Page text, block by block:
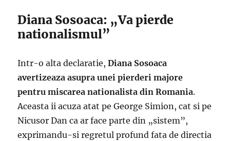
Diana Sosoaca: „Va pierde
nationalismul”
Intr-o alta declaratie,Diana Sosoaca
avertizeaza asupra unei pierderi majore
pentru miscarea nationalista din Romania.
Aceasta ii acuza atat pe George Simion, cat si pe
Nicusor Dan ca ar face parte din „sistem”,
exprimandu-si regretul profund fata de directia